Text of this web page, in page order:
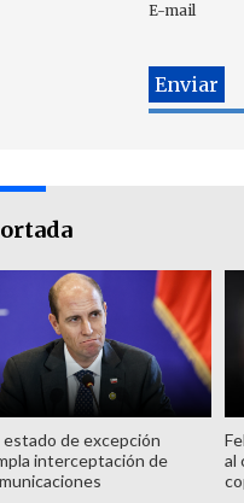
E-mail
de excepción
interceptación de
al